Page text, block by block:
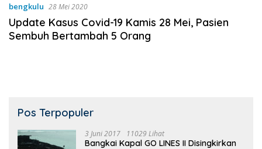
bengkulu 28 Mei 2020
Update Kasus Covid-19 Kamis 28 Mei, Pasien
Sembuh Bertambah 5 Orang
Pos Terpopuler
3 Juni 2017 11029 Lihat
Bangkai Kapal GO LINES II Disingkirkan